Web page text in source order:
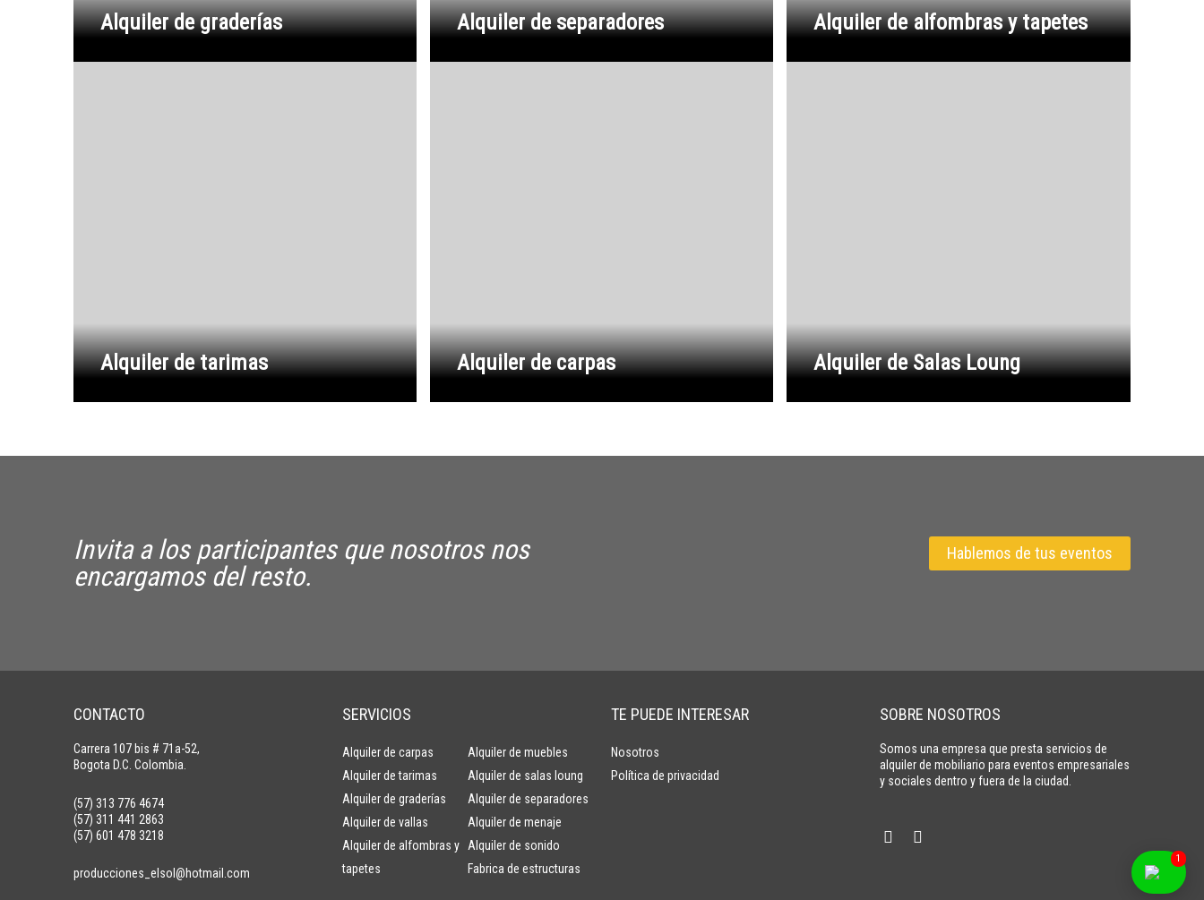
Alquiler de graderías Alquiler de separadores Alquiler de alfombras y tapetes
Alquiler de tarimas Alquiler de carpas Alquiler de Salas Loung
Invita a los participantes que nosotros nos
encargamos del resto.
Hablemos de tus eventos
CONTACTO
Carrera 107 bis # 71a-52,
Bogota D.C. Colombia.
(57) 313 776 4674
(57) 311 441 2863
(57) 601 478 3218
producciones_elsol@hotmail.com
SERVICIOS
Alquiler de carpas
Alquiler de tarimas
Alquiler de graderías
Alquiler de vallas
Alquiler de alfombras y
tapetes
Alquiler de muebles
Alquiler de salas loung
Alquiler de separadores
Alquiler de menaje
Alquiler de sonido
Fabrica de estructuras
TE PUEDE INTERESAR
Nosotros
Política de privacidad
SOBRE NOSOTROS
Somos una empresa que presta servicios de
alquiler de mobiliario para eventos empresariales
y sociales dentro y fuera de la ciudad.
1